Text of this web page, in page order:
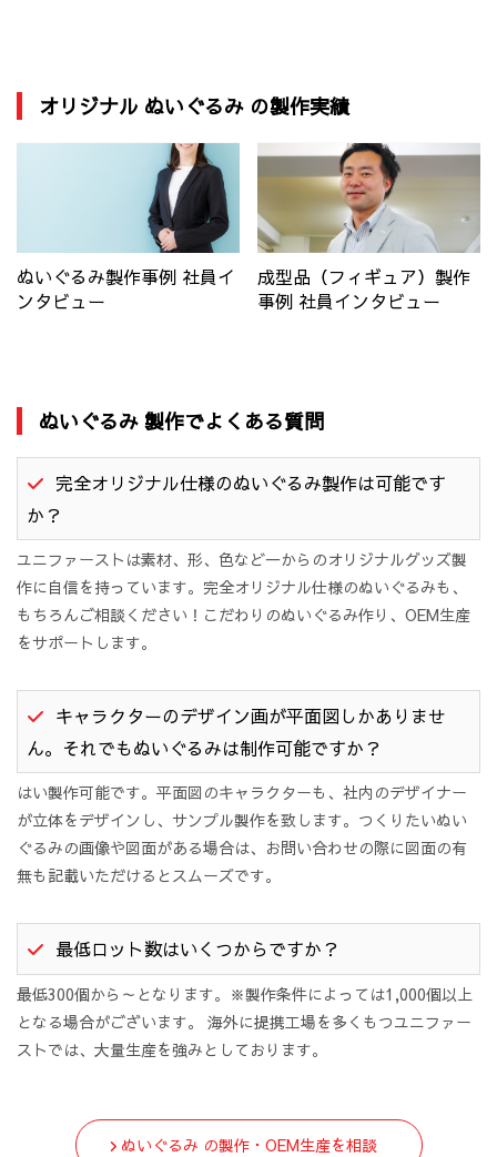
オリジナル ぬいぐるみ の製作実績
ぬいぐるみ製作事例 社員イ
ンタビュー
成型品（フィギュア）製作
事例 社員インタビュー
ぬいぐるみ 製作でよくある質問
完全オリジナル仕様のぬいぐるみ製作は可能です
か？
ユニファーストは素材、形、色など一からのオリジナルグッズ製
作に自信を持っています。完全オリジナル仕様のぬいぐるみも、
もちろんご相談ください！こだわりのぬいぐるみ作り、OEM生産
をサポートします。
キャラクターのデザイン画が平面図しかありませ
ん。それでもぬいぐるみは制作可能ですか？
はい製作可能です。平面図のキャラクターも、社内のデザイナー
が立体をデザインし、サンプル製作を致します。つくりたいぬい
ぐるみの画像や図面がある場合は、お問い合わせの際に図面の有
無も記載いただけるとスムーズです。
最低ロット数はいくつからですか？
最低300個から～となります。※製作条件によっては1,000個以上
となる場合がございます。 海外に提携工場を多くもつユニファー
ストでは、大量生産を強みとしております。
ぬいぐるみ の製作・OEM生産を相談